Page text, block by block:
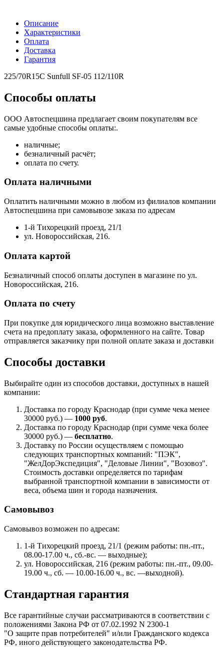
Описание
Характеристики
Оплата
Доставка
Гарантия
225/70R15C Sunfull SF-05 112/110R
Способы оплаты
ООО Автоспецшина предлагает своим покупателям все
самые удобные способы оплаты:.
наличные;
безналичный расчёт;
оплата по счету.
Оплата наличными
Оплатить наличными можно в любом из филиалов компании
Автоспецшина при самовывозе заказа по адресам
1-й Тихорецкий проезд, 21/1
ул. Новороссийская, 216.
Оплата картой
Безналичный способ оплаты доступен в магазине по ул.
Новороссийская, 216.
Оплата по счету
При покупке для юридического лица возможно выставление
счета на предоплату заказа, оформленного на сайте. Товар
отправляется заказчику при полной оплате заказа и доставки
Способы доставки
Выбирайте один из способов доставки, доступных в нашей
компании:
Доставка по городу Краснодар (при сумме чека менее
30000 руб.) — 1000 руб.
Доставка по городу Краснодар (при сумме чека более
30000 руб.) — бесплатно.
Доставку по России осуществляем с помощью
следующих транспортных компаний: "ПЭК",
"ЖелДорЭкспедиция", "Деловые Линии", "Возовоз".
Стоимость доставки определяется по тарифам
выбранной транспортной компании в зависимости от
веса, объема шин и города назначения.
Самовывоз
Самовывоз возможен по адресам:
1-й Тихорецкий проезд, 21/1 (режим работы: пн.-пт.,
08.00-17.00 ч., сб.-вс. — выходные);
ул. Новороссийская, 216 (режим работы: пн.-пт., 09.00-
19.00 ч., сб. — 10.00-16.00 ч., вс. —выходной).
Стандартная гарантия
Все гарантийные случаи рассматриваются в соответствии с
положениями Закона РФ от 07.02.1992 N 2300-1
"О защите прав потребителей" и/или Гражданского кодекса
РФ, иного действующего законодательства РФ.